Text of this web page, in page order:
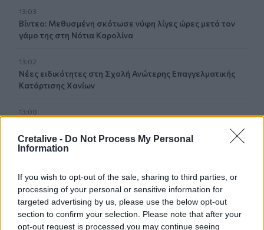
Cretalive - Do Not Process My Personal
Information
If you wish to opt-out of the sale, sharing to third parties, or
processing of your personal or sensitive information for
targeted advertising by us, please use the below opt-out
section to confirm your selection. Please note that after your
opt-out request is processed you may continue seeing
13:03
Βίντεο: Μεθυσμένη σκότωσε νύφη λίγες ώρες μετά τον
γάμο της στη Νότια Καρολίνα
13:02
Νέες ειδικότητες στη Σχολή Ανώτερης Επαγγελματικής
Κατάρτισης Χανίων
13:00
ΑΦΜ που λήγουν σε 7 ή 8
Κάλεσα σε σύσκεψη για το πρώην Λατομείο Ανώπολης
12:46
Βρέθηκε σορός στον Λυκαβηττό κοντά στο εκκλησάκι
των Αγίων Ισιδώρων